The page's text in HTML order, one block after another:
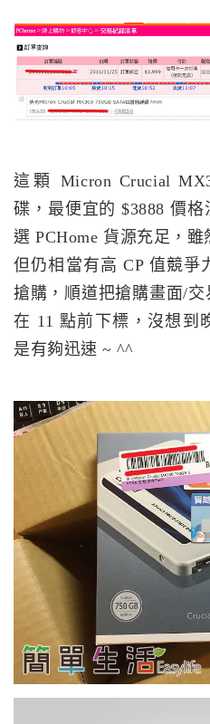
這顆 Micron Crucial
碟，最便宜的 $3888 價
選 PCHome 貨源充足，雖
但仍相當有高 CP 值競爭
搶購，順道把搶購畫面/
在 11 點前下標，沒想到
是有夠迅速 ~ ^^